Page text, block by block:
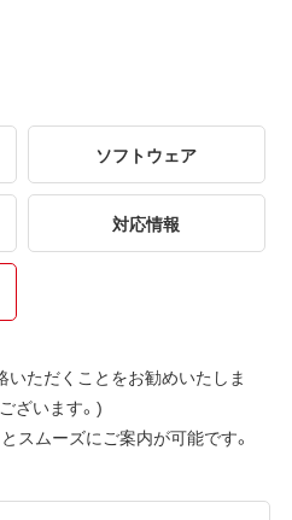
ソフトウェア
対応情報
いただくことをお勧めいたしま
ざいます。)
スムーズにご案内が可能です。